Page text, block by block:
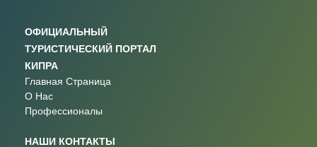
ОФИЦИАЛЬНЫЙ
ТУРИСТИЧЕСКИЙ ПОРТАЛ
КИПРА
Главная Страница
О Нас
Профессионалы
НАШИ КОНТАКТЫ